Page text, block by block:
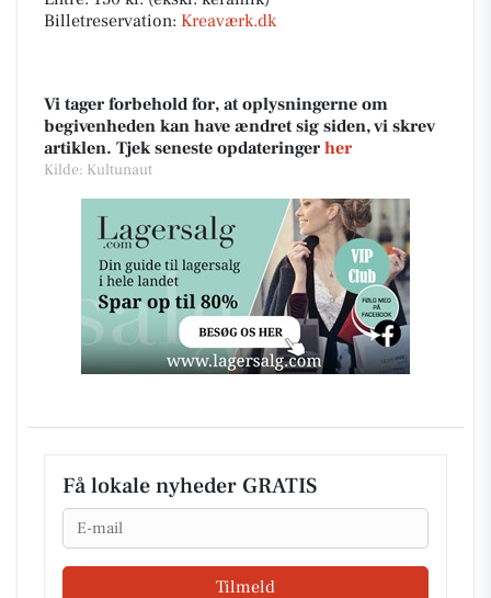
Billetreservation: Kreaværk.dk
Vi tager forbehold for, at oplysningerne om
begivenheden kan have ændret sig siden, vi skrev
artiklen. Tjek seneste opdateringer her
Kilde: Kultunaut
Få lokale nyheder GRATIS
Email
Tilmeld